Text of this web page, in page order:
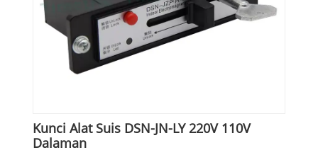
Kunci Alat Suis DSN-JN-LY 220V 110V
Dalaman